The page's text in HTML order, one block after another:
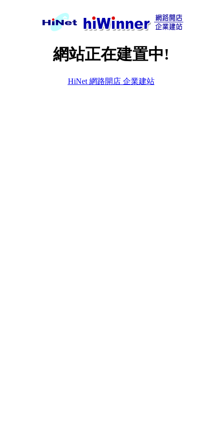
網站正在建置中!
HiNet 網路開店 企業建站